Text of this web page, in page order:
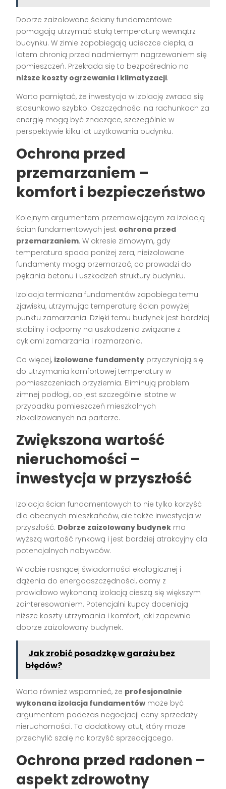
Dobrze zaizolowane ściany fundamentowe
pomagają utrzymać stałą temperaturę wewnątrz
budynku. W zimie zapobiegają ucieczce ciepła, a
latem chronią przed nadmiernym nagrzewaniem się
pomieszczeń. Przekłada się to bezpośrednio na
niższe koszty ogrzewania i klimatyzacji.
Warto pamiętać, że inwestycja w izolację zwraca się
stosunkowo szybko. Oszczędności na rachunkach za
energię mogą być znaczące, szczególnie w
perspektywie kilku lat użytkowania budynku.
Ochrona przed
przemarzaniem –
komfort i bezpieczeństwo
Kolejnym argumentem przemawiającym za izolacją
ścian fundamentowych jest ochrona przed
przemarzaniem. W okresie zimowym, gdy
temperatura spada poniżej zera, nieizolowane
fundamenty mogą przemarzać, co prowadzi do
pękania betonu i uszkodzeń struktury budynku.
Izolacja termiczna fundamentów zapobiega temu
zjawisku, utrzymując temperaturę ścian powyżej
punktu zamarzania. Dzięki temu budynek jest bardziej
stabilny i odporny na uszkodzenia związane z
cyklami zamarzania i rozmarzania.
Co więcej, izolowane fundamenty przyczyniają się
do utrzymania komfortowej temperatury w
pomieszczeniach przyziemia. Eliminują problem
zimnej podłogi, co jest szczególnie istotne w
przypadku pomieszczeń mieszkalnych
zlokalizowanych na parterze.
Zwiększona wartość
nieruchomości –
inwestycja w przyszłość
Izolacja ścian fundamentowych to nie tylko korzyść
dla obecnych mieszkańców, ale także inwestycja w
przyszłość. Dobrze zaizolowany budynek ma
wyższą wartość rynkową i jest bardziej atrakcyjny dla
potencjalnych nabywców.
W dobie rosnącej świadomości ekologicznej i
dążenia do energooszczędności, domy z
prawidłowo wykonaną izolacją cieszą się większym
zainteresowaniem. Potencjalni kupcy doceniają
niższe koszty utrzymania i komfort, jaki zapewnia
dobrze zaizolowany budynek.
Jak zrobić posadzkę w garażu bez
błędów?
Warto również wspomnieć, że profesjonalnie
wykonana izolacja fundamentów może być
argumentem podczas negocjacji ceny sprzedaży
nieruchomości. To dodatkowy atut, który może
przechylić szalę na korzyść sprzedającego.
Ochrona przed radonen –
aspekt zdrowotny